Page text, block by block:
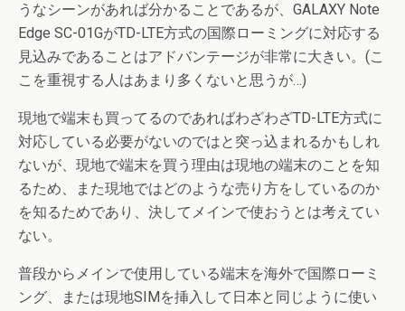
うなシーンがあれば分かることであるが、GALAXY Note
Edge SC-01GがTD-LTE方式の国際ローミングに対応する
見込みであることはアドバンテージが非常に大きい。(こ
こを重視する人はあまり多くないと思うが…)
現地で端末も買ってるのであればわざわざTD-LTE方式に
対応している必要がないのではと突っ込まれるかもしれ
ないが、現地で端末を買う理由は現地の端末のことを知
るため、また現地ではどのような売り方をしているのか
を知るためであり、決してメインで使おうとは考えてい
ない。
普段からメインで使用している端末を海外で国際ローミ
ング、または現地SIMを挿入して日本と同じように使い